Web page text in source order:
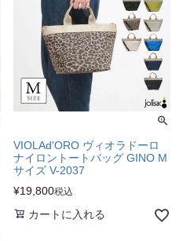
VIOLAd'ORO ヴィオラドーロ
ナイロントートバッグ GINO M
サイズ V-2037
¥19,800税込
カートに入れる